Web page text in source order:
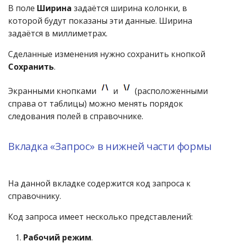
Формы выпуска
В поле Ширина задаётся ширина колонки, в
которой будут показаны эти данные. Ширина
задаётся в миллиметрах.
Сделанные изменения нужно сохранить кнопкой
Сохранить.
Экранными кнопками и
(расположенными
справа от таблицы) можно менять порядок
следования полей в справочнике.
Вкладка «Запрос» в нижней части формы
На данной вкладке содержится код запроса к
справочнику.
Код запроса имеет несколько представлений:
Рабочий режим.